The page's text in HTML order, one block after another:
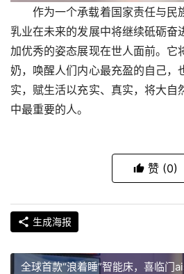
作为一个承载着国家责任与民
乳业在未来的发展中将继续砥砺奋
加优秀的姿态展现在世人面前。它
奶，唤醒人们内心最充盈的自己，
实，赋生活以充实、真实，将大自
中最重要的人。
赞 (0)
生成海报
全球首款“浪着睡”智能床，喜临门